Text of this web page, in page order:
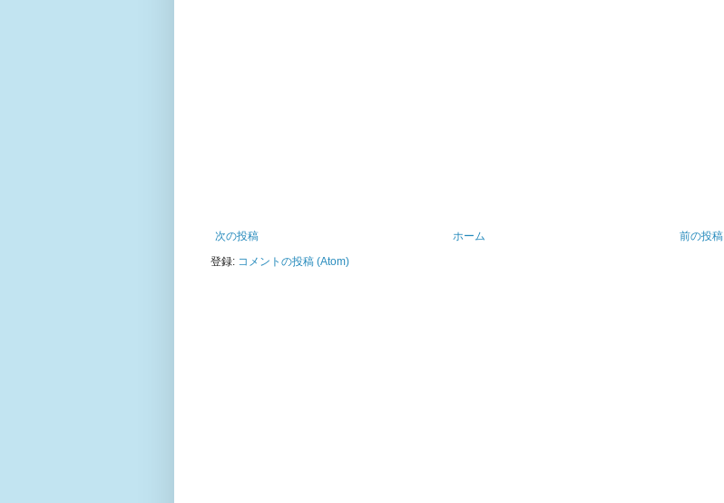
次の投稿 前の投稿
ホーム
登録: コメントの投稿 (Atom)